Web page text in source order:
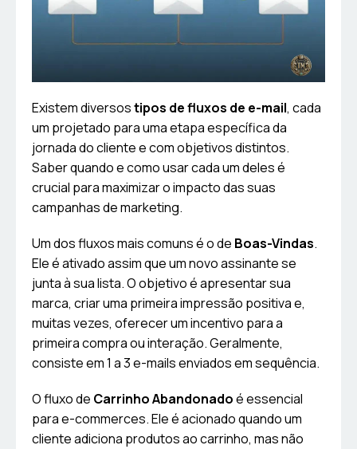
Existem diversostipos de fluxos de e-mail, cada
um projetado para uma etapa específica da
jornada do cliente e com objetivos distintos.
Saber quando e como usar cada um deles é
crucial para maximizar o impacto das suas
campanhas de marketing.
Um dos fluxos mais comuns é o de Boas-Vindas.
Ele é ativado assim que um novo assinante se
junta à sua lista. O objetivo é apresentar sua
marca, criar uma primeira impressão positiva e,
muitas vezes, oferecer um incentivo para a
primeira compra ou interação. Geralmente,
consiste em 1 a 3 e-mails enviados em sequência.
O fluxo de Carrinho Abandonadoé essencial
para e-commerces. Ele é acionado quando um
cliente adiciona produtos ao carrinho, mas não